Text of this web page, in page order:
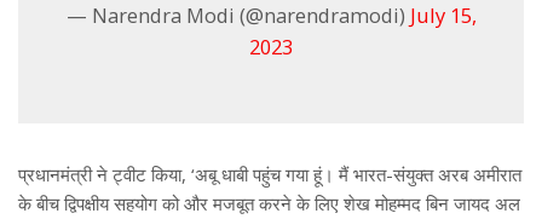
— Narendra Modi (@narendramodi) July 15,
2023
प्रधानमंत्री ने ट्वीट किया, ‘अबू धाबी पहुंच गया हूं। मैं भारत-संयुक्त अरब अमीरात
के बीच द्विपक्षीय सहयोग को और मजबूत करने के लिए शेख मोहम्मद बिन जायद अल